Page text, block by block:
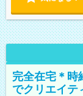
完全在宅＊時
でクリエイテ